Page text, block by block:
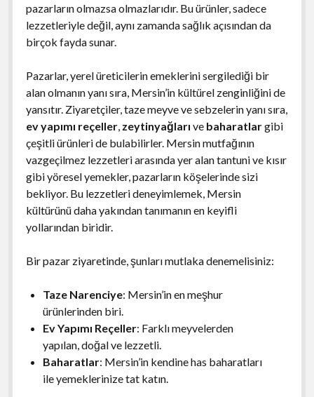
pazarların olmazsa olmazlarıdır. Bu ürünler, sadece
lezzetleriyle değil, aynı zamanda sağlık açısından da
birçok fayda sunar.
Pazarlar, yerel üreticilerin emeklerini sergilediği bir
alan olmanın yanı sıra, Mersin’in kültürel zenginliğini de
yansıtır. Ziyaretçiler, taze meyve ve sebzelerin yanı sıra,
ev yapımı reçeller, zeytinyağları ve baharatlargibi
çeşitli ürünleri de bulabilirler. Mersin mutfağının
vazgeçilmez lezzetleri arasında yer alan tantuni ve kısır
gibi yöresel yemekler, pazarların köşelerinde sizi
bekliyor. Bu lezzetleri deneyimlemek, Mersin
kültürünü daha yakından tanımanın en keyifli
yollarından biridir.
Bir pazar ziyaretinde, şunları mutlaka denemelisiniz:
Taze Narenciye: Mersin’in en meşhur
ürünlerinden biri.
Ev Yapımı Reçeller: Farklı meyvelerden
yapılan, doğal ve lezzetli.
Baharatlar: Mersin’in kendine has baharatları
ile yemeklerinize tat katın.